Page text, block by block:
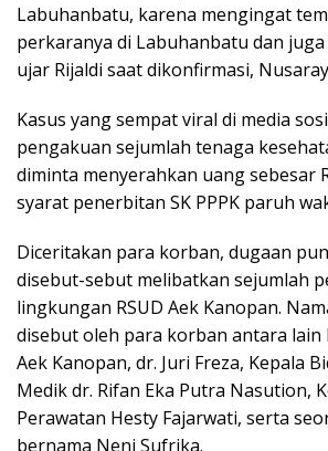
Labuhanbatu, karena mengingat
perkaranya di Labuhanbatu dan
ujar Rijaldi saat dikonfirmasi,
‎Kasus yang sempat viral di media
pengakuan sejumlah tenaga
diminta menyerahkan uang sebesar
syarat penerbitan SK PPPK paruh
‎Diceritakan para korban, dugaan
disebut-sebut melibatkan sejumlah
lingkungan RSUD Aek Kanopan.
disebut oleh para korban antara lain
Aek Kanopan, dr. Juri Freza, Kepala
Medik dr. Rifan Eka Putra Nasution,
Perawatan Hesty Fajarwati, serta
bernama Neni Sufrika.